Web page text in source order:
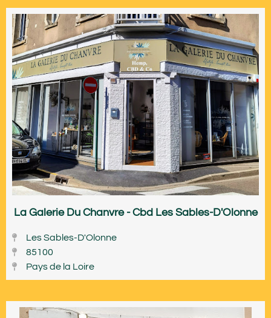
La Galerie Du Chanvre - Cbd Les Sables-D'Olonne
Les Sables-D'Olonne
85100
Pays de la Loire